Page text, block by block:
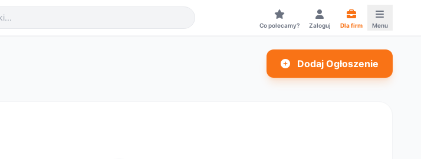
Co polecamy? Zaloguj Dla firm Menu
Dodaj Ogłoszenie